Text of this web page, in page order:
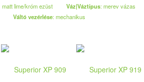
matt lime/króm ezüst Váz|Váztípus: merev vázas
Váltó vezérlése: mechanikus